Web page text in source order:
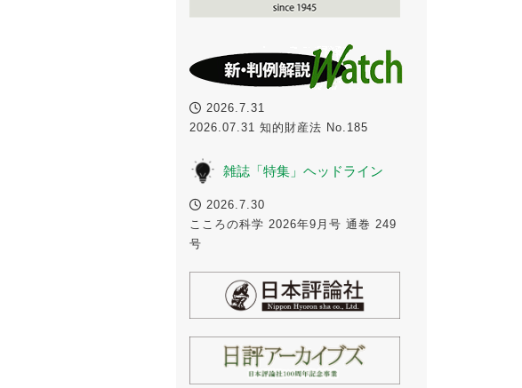
2026.7.31
2026.07.31 知的財産法 No.185
雑誌「特集」ヘッドライン
2026.7.30
こころの科学 2026年9月号 通巻 249
号